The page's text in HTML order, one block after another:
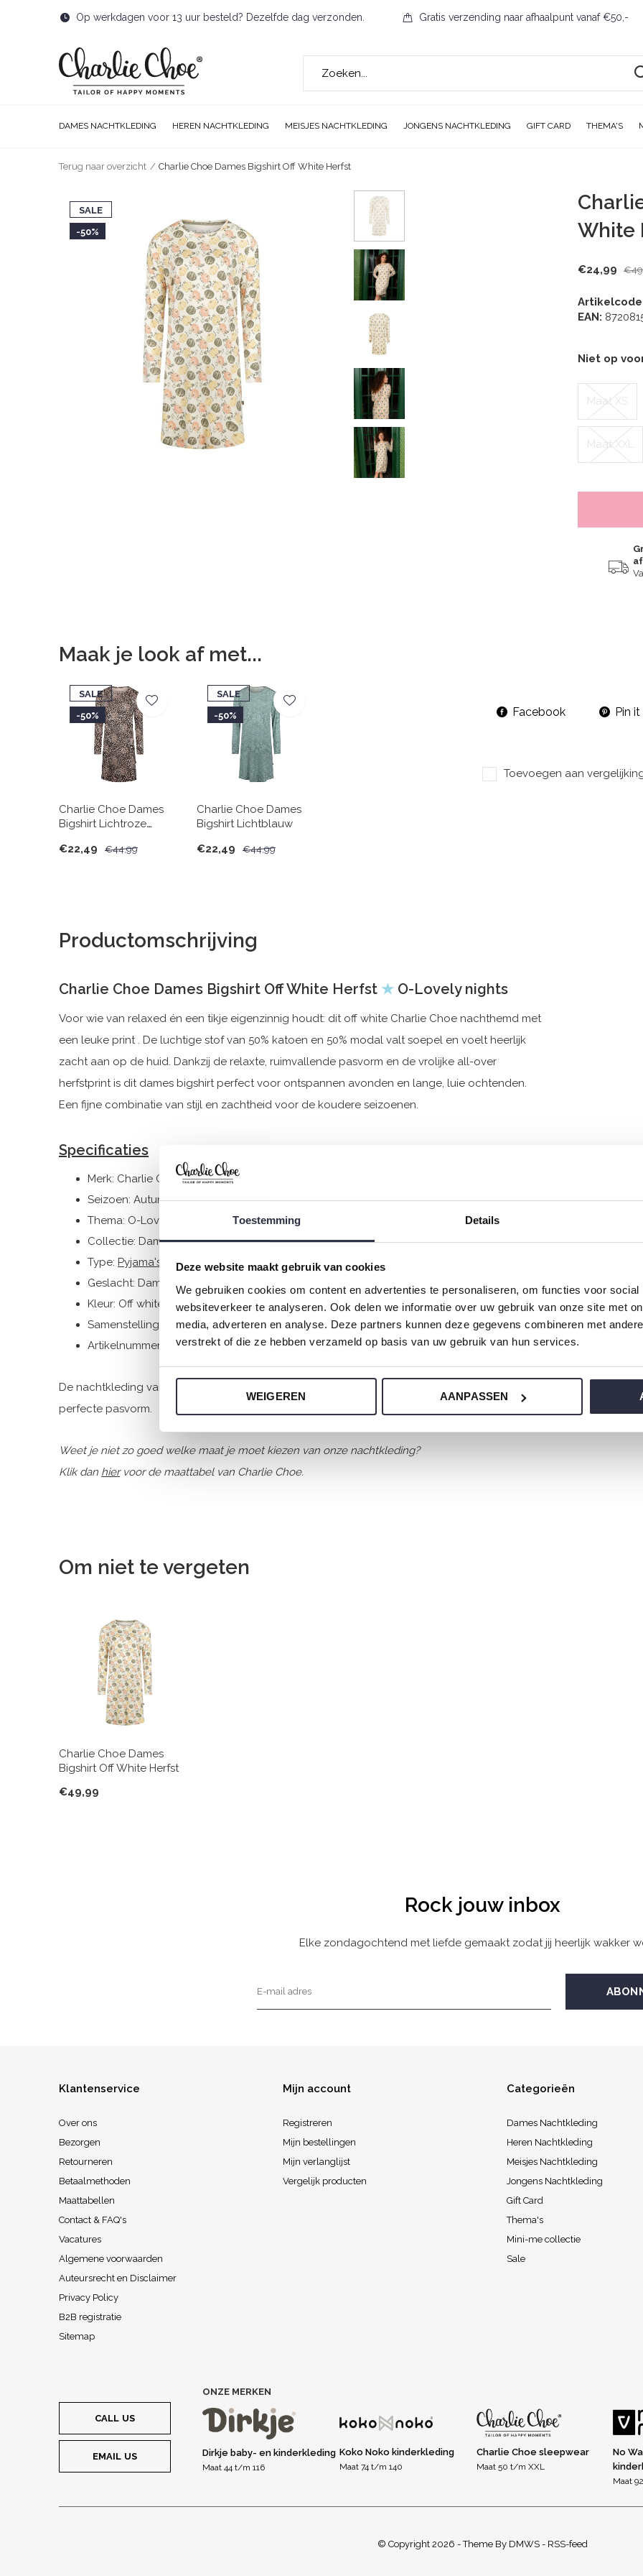
Toestemming Details
Deze website maakt gebruik van cookies
We gebruiken cookies om content en advertenties te personaliseren, om functies voor
websiteverkeer te analyseren. Ook delen we informatie over uw gebruik van onze site met
media, adverteren en analyse. Deze partners kunnen deze gegevens combineren met
verstrekt of die ze hebben verzameld op basis van uw gebruik van hun services.
WEIGEREN AANPASSEN
DAMES NACHTKLEDING HEREN NACHTKLEDING MEISJES NACHTKLEDING JONGENS NACHTKLEDING GIFT CARD THEMA'S
Op werkdagen voor 13 uur besteld? Dezelfde dag verzonden. Gratis verzending naar afhaalpunt vanaf €50,-
Terug naar overzicht Charlie Choe Dames Bigshirt Off White Herfst
SALE
-50%
White
€24,99
EAN:
Niet op
Maat XS
Maat XXL
Maak je look af met...
SALE
-50%
Charlie Choe Dames
Bigshirt Lichtroze
€22,49
€44,99
SALE
-50%
Charlie Choe Dames
Bigshirt Lichtblauw
€22,49
€44,99
Facebook Pin it
Toevoegen aan
Productomschrijving
Charlie Choe Dames Bigshirt Off White Herfst ★ O-Lovely nights
Voor wie van relaxed én een tikje eigenzinnig houdt: dit off white Charlie Choe nachthemd met
een leuke print . De luchtige stof van 50% katoen en 50% modal valt soepel en voelt heerlijk
zacht aan op de huid. Dankzij de relaxte, ruimvallende pasvorm en de vrolijke all-over
herfstprint is dit dames bigshirt perfect voor ontspannen avonden en lange, luie ochtenden.
Een fijne combinatie van stijl en zachtheid voor de koudere seizoenen.
Specificaties
Merk: Charlie Choe
Seizoen: Autumn/Winter 2025
Thema: O-Lovely nights
Collectie: Dames
Type: Pyjama's
Geslacht: Dames
Kleur: Off white
Samenstelling: 50% Cotton/ 50% Modal
Artikelnummer: O57117-38
De nachtkleding van Charlie Choe is gemaakt van heerlijke zachte stoffen en heeft een
perfecte pasvorm.
Weet je niet zo goed welke maat je moet kiezen van onze nachtkleding?
Klik dan hiervoor de maattabel van Charlie Choe.
Om niet te vergeten
Charlie Choe Dames
Bigshirt Off White Herfst
€49,99
Rock jouw inbox
Elke zondagochtend met liefde gemaakt zodat jij heerlijk wakker
Klantenservice
Over ons
Bezorgen
Retourneren
Betaalmethoden
Maattabellen
Contact & FAQ's
Vacatures
Algemene voorwaarden
Auteursrecht en Disclaimer
Privacy Policy
B2B registratie
Sitemap
Mijn account
Registreren
Mijn bestellingen
Mijn verlanglijst
Vergelijk producten
Categorieën
Dames Nachtkleding
Heren Nachtkleding
Meisjes Nachtkleding
Jongens Nachtkleding
Gift Card
Thema's
Mini-me collectie
Sale
CALL US
EMAIL US
ONZE MERKEN
Dirkje baby- en kinderkleding
Maat 44 t/m 116
Koko Noko kinderkleding
Maat 74 t/m 140
Charlie Choe sleepwear
Maat 50 t/m XXL
No
Maat
© Copyright 2026 - Theme By DMWS- RSS-feed